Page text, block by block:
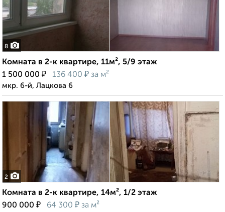
8
Комната в 2-к квартире, 11м², 5/9 этаж
1 500 000 ₽ 136 400 ₽ за м²
мкр. 6-й, Лацкова 6
2
Комната в 2-к квартире, 14м², 1/2 этаж
900 000 ₽ 64 300 ₽ за м²